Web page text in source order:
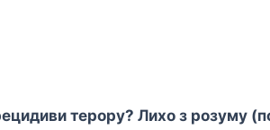
терору? Лихо з розуму